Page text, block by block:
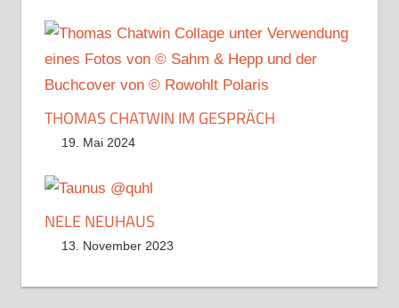
THOMAS CHATWIN IM GESPRÄCH
19. Mai 2024
NELE NEUHAUS
13. November 2023